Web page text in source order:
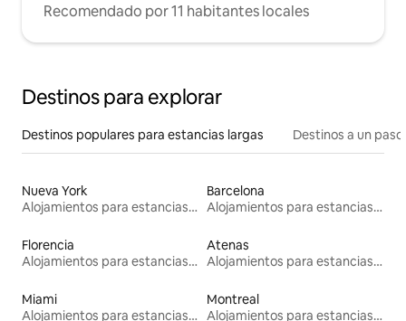
Recomendado por 11 habitantes locales
Destinos para explorar
Destinos populares para estancias largas Destinos a un
Nueva York
Alojamientos para estancias largas
Barcelona
Alojamientos para estancias largas
Florencia
Alojamientos para estancias largas
Atenas
Alojamientos para estancias largas
Miami
Alojamientos para estancias largas
Montreal
Alojamientos para estancias largas